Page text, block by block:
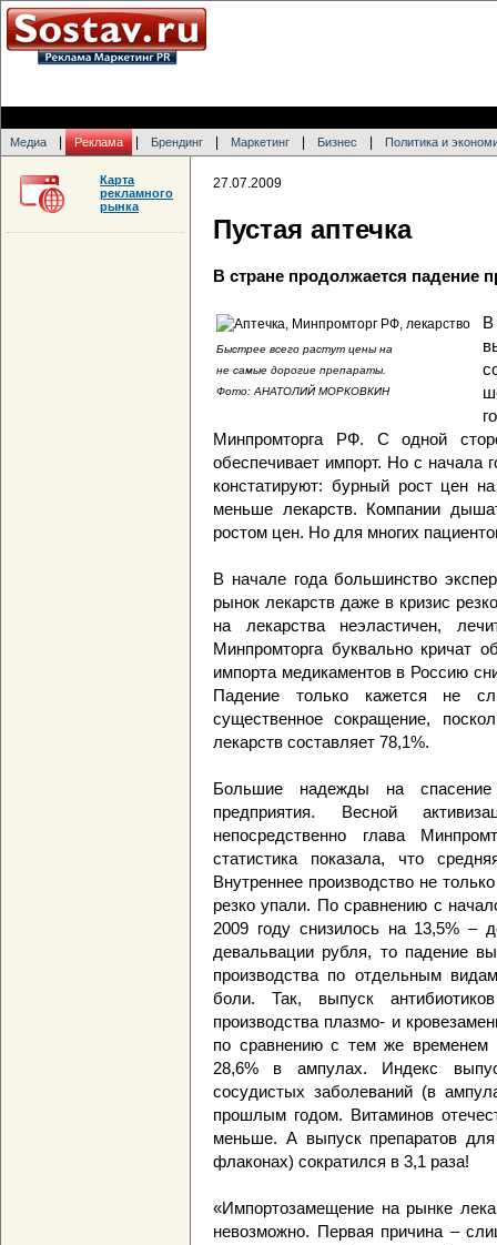
Медиа Реклама Брендинг Маркетинг Бизнес Политика и
27.07.2009
Пустая аптечка
В стране продолжается падение
Быстрее всего растут цены на
не самые дорогие препараты.
Фото: АНАТОЛИЙ МОРКОВКИН
Минпромторга РФ. С одной
обеспечивает импорт. Но с начала
констатируют: бурный рост цен
меньше лекарств. Компании
ростом цен. Но для многих
В начале года большинство
рынок лекарств даже в кризис
на лекарства неэластичен,
Минпромторга буквально кричат
импорта медикаментов в Россию
Падение только кажется не
существенное сокращение,
лекарств составляет 78,1%.
Большие надежды на спасение
предприятия. Весной
непосредственно глава
статистика показала, что
Внутреннее производство не
резко упали. По сравнению с
2009 году снизилось на 13,5%
девальвации рубля, то падение
производства по отдельным
боли. Так, выпуск
производства плазмо- и
по сравнению с тем же временем
28,6% в ампулах. Индекс
сосудистых заболеваний (в
прошлым годом. Витаминов
меньше. А выпуск препаратов для
флаконах) сократился в 3,1 раза!
«Импортозамещение на рынке
невозможно. Первая причина –
Карта
рекламного
рынка